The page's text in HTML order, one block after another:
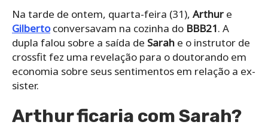
Na tarde de ontem, quarta-feira (31), Arthur e
Gilbertoconversavam na cozinha do BBB21. A
dupla falou sobre a saída de Sarah e o instrutor de
crossfit fez uma revelação para o doutorando em
economia sobre seus sentimentos em relação a ex-
sister.
Arthur ficaria com Sarah?